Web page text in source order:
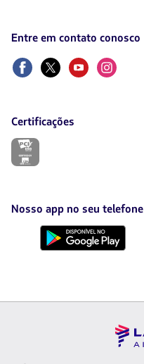
nova
aba.
Entre em contato conosco
FacebookTwitterYoutubeInstagram
Certificações
O
uma
nova
aba.
Nosso app no seu telefone